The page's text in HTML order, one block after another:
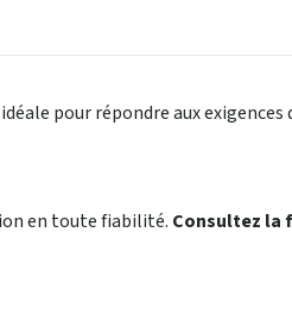
pour répondre aux exigences
en toute fiabilité. Consultez la